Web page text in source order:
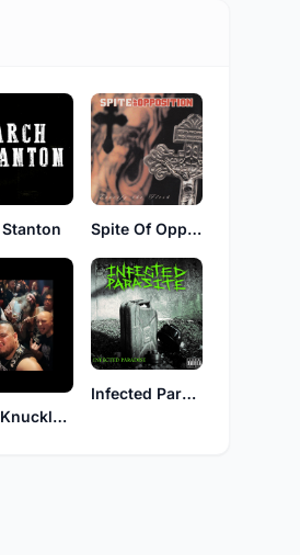
Spite Of Opposition
Bare Knuckle Brawl
Infected Parasite